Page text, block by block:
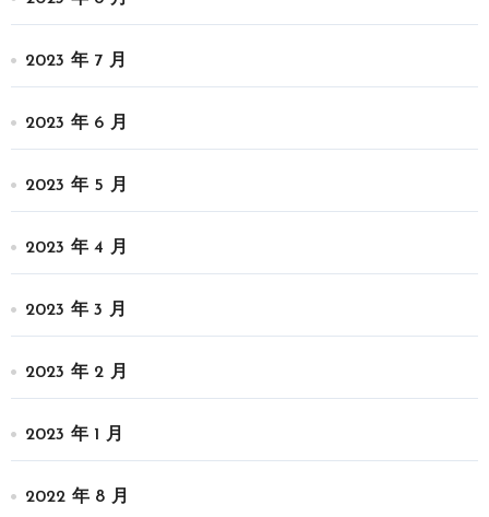
2023 年 7 月
2023 年 6 月
2023 年 5 月
2023 年 4 月
2023 年 3 月
2023 年 2 月
2023 年 1 月
2022 年 8 月